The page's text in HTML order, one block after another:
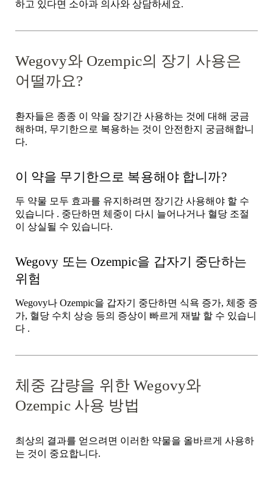
하고 있다면 소아과 의사와 상담하세요.
Wegovy와 Ozempic의 장기 사용은
어떨까요?
환자들은 종종 이 약을 장기간 사용하는 것에 대해 궁금
해하며, 무기한으로 복용하는 것이 안전한지 궁금해합니
다.
이 약을 무기한으로 복용해야 합니까?
두 약물 모두 효과를 유지하려면 장기간 사용해야할 수
있습니다 . 중단하면 체중이 다시 늘어나거나 혈당 조절
이 상실될 수 있습니다.
Wegovy 또는 Ozempic을 갑자기 중단하는
위험
Wegovy나 Ozempic을 갑자기 중단하면 식욕 증가, 체중 증
가, 혈당 수치 상승 등의 증상이 빠르게 재발 할 수 있습니
다.
체중 감량을 위한 Wegovy와
Ozempic 사용 방법
최상의 결과를 얻으려면 이러한 약물을 올바르게 사용하
는 것이 중요합니다.